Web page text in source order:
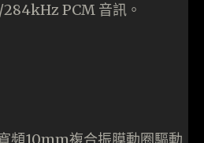
PCM 音訊。